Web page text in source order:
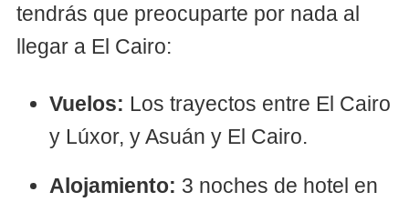
tendrás que preocuparte por nada al
llegar a El Cairo:
Vuelos: Los trayectos entre El Cairo
y Lúxor, y Asuán y El Cairo.
Alojamiento: 3 noches de hotel en